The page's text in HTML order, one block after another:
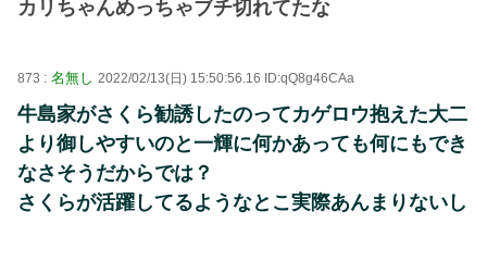
カリちゃんめっちゃブチ切れてたな
873 : 名無し 2022/02/13(日) 15:50:56.16 ID:qQ8g46CAa
牛島家がさくら勧誘したのってカゲロウ抱えた大二
より御しやすいのと一輝に何かあっても何にもでき
なさそうだからでは？
さくらが活躍してるようなとこ実際あんまりないし